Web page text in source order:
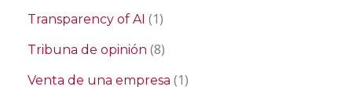
Transparency of AI (1)
Tribuna de opinión (8)
Venta de una empresa (1)